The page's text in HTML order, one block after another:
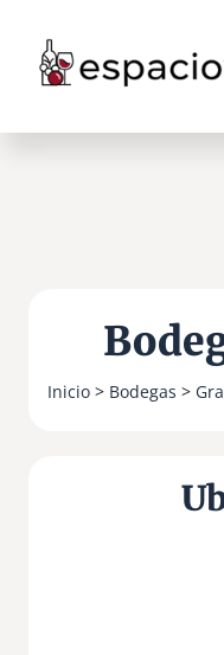
contenido
Inicio> Bodegas >